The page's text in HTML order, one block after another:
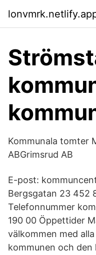
Kommunala tomter
ABGrimsrud AB
E-post:
Bergsgatan 23 452
Telefonnummer
190 00 Öppettider
välkommen med
kommunen och den